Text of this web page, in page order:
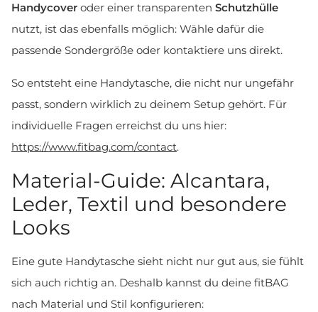
Handycover oder einer transparenten Schutzhülle
nutzt, ist das ebenfalls möglich: Wähle dafür die
passende Sondergröße oder kontaktiere uns direkt.
So entsteht eine Handytasche, die nicht nur ungefähr
passt, sondern wirklich zu deinem Setup gehört. Für
individuelle Fragen erreichst du uns hier:
https://www.fitbag.com/contact.
Material-Guide: Alcantara,
Leder, Textil und besondere
Looks
Eine gute Handytasche sieht nicht nur gut aus, sie fühlt
sich auch richtig an. Deshalb kannst du deine fitBAG
nach Material und Stil konfigurieren: